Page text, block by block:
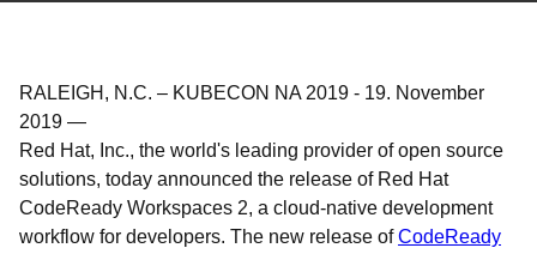
RALEIGH, N.C. – KUBECON NA 2019 - 19. November
2019 —
Red Hat, Inc., the world's leading provider of open source
solutions, today announced the release of Red Hat
CodeReady Workspaces 2, a cloud-native development
workflow for developers. The new release ofCodeReady